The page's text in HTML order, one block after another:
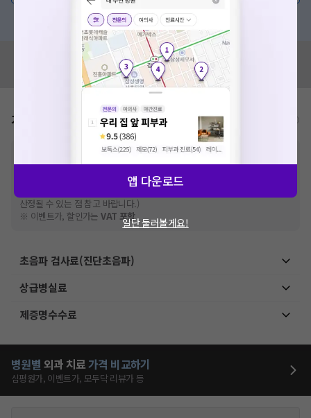
혹은, 의료상담 서비스에 다양한 게시글 보러가기
혹시 잘못된 병원정보가 있나요?
모두닥 팀에 알려주세요!
가격표 비급여/급여 진료란?
추가비용 등으로 실제 가격과 상이할 수 있으니, 정확
한 가격은 해당 의료기관에 직접 문의해주세요.
건강보험심사평가원에 고지되어 있는 급여 진료 기준 가
격입니다. (진료와 연관된 복합적인 비용이 추가되어, 병원마다 금액이 다르게
산정될 수 있는 점 참고 바랍니다.)
※ 이벤트가, 할인가는VAT 포함
초음파 검사료(진단초음파)
상급병실료
제증명수수료
병원별 외과 치료가격 비교하기
심평원가, 이벤트가, 모두닥 리뷰가 등
앱 다운로드
일단 둘러볼게요!